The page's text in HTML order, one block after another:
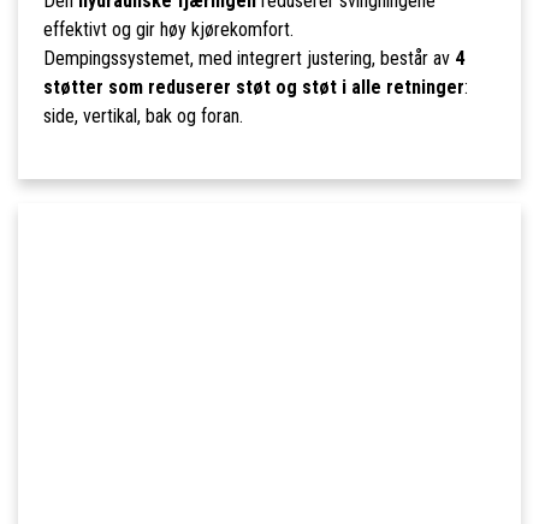
effektivt og gir høy kjørekomfort.
Dempingssystemet, med integrert justering, består av 4
støtter som reduserer støt og støt i alle retninger:
side, vertikal, bak og foran.